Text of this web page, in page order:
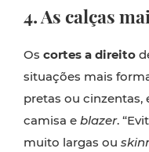
4. As calças
Os cortes a direito
situações mais
pretas ou
camisa e blazer.
muito largas ou